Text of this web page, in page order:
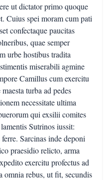
ut dictator primo quoque
Cuius spei moram cum pati
confectaque paucitas
quae semper
urbe hostibus tradita
miserabili agmine
Camillus cum exercitu
turba ad pedes
necessitate ultima
qui exsilii comites
Sutrinos iussit:
Sarcinas inde deponi
praesidio relicto, arma
exercitu profectus ad
omnia rebus, ut fit, secundis